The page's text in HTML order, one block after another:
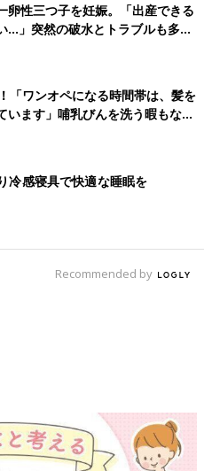
卵性三つ子を妊娠。「出産できる
…」突然の破水とトラブルも多数
「ワンオペになる時間帯は、髪を
います」哺乳びんを洗う暇もない
【桑子英里アナ・インタビュー】
冷感寝具で快適な睡眠を
Recommended by